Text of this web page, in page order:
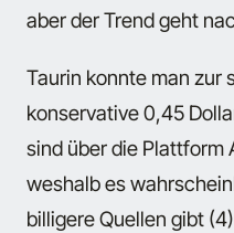
aber der Trend geht
Taurin konnte man zur
konservative 0,45
sind über die Plattform
weshalb es
billigere Quellen gibt